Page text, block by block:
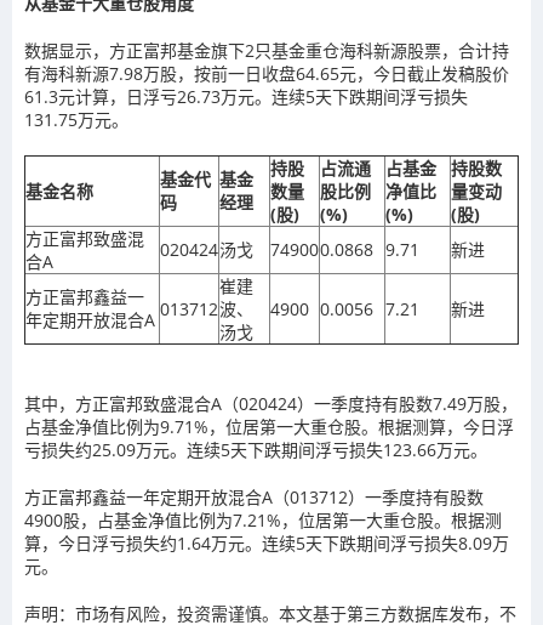
数据显示，方正富邦基金旗下2只基金重仓海科新源股票，合计持
有海科新源7.98万股，按前一日收盘64.65元，今日截止发稿股价
61.3元计算，日浮亏26.73万元。连续5天下跌期间浮亏损失
131.75万元。
基金名称
基金代
码
基金
经理
持股
数量
(股)
占流通
股比例
(%)
占基金
净值比
(%)
持股数
量变动
(股)
方正富邦致盛混
合A
020424汤戈 749000.0868 9.71 新进
方正富邦鑫益一
年定期开放混合A 013712
崔建
波、
汤戈
4900 0.0056 7.21 新进
其中，方正富邦致盛混合A（020424）一季度持有股数7.49万股，
占基金净值比例为9.71%，位居第一大重仓股。根据测算，今日浮
亏损失约25.09万元。连续5天下跌期间浮亏损失123.66万元。
方正富邦鑫益一年定期开放混合A（013712）一季度持有股数
4900股，占基金净值比例为7.21%，位居第一大重仓股。根据测
算，今日浮亏损失约1.64万元。连续5天下跌期间浮亏损失8.09万
元。
声明：市场有风险，投资需谨慎。本文基于第三方数据库发布，不